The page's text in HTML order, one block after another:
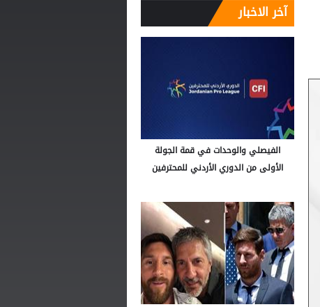
آخر الاخبار
الفيصلي والوحدات في قمة الجولة
الأولى من الدوري الأردني للمحترفين